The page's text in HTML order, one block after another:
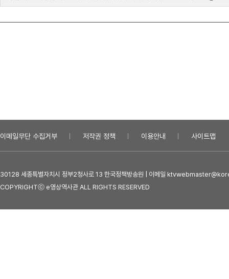
이메일무단 수집거부 저작권 정책 이용안내 사이트맵
30128 세종특별자치시 정부2청사로 13 한국정책방송원 | 이메일
COPYRIGHTⓒ e영상역사관 ALL RIGHTS RESERVED